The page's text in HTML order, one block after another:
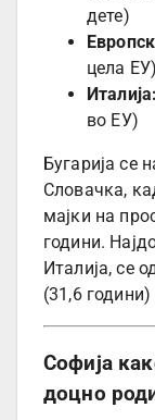
дете)
цела ЕУ)
Италија:
во ЕУ)
Бугарија се
Словачка,
мајки на
години.
Италија, се
(31,6
Софија
доцно